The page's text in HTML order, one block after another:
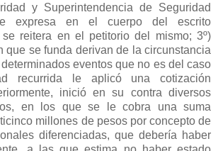
y Superintendencia de Seguridad
expresa en el cuerpo del escrito
reitera en el petitorio del mismo; 3º)
que se funda derivan de la circunstancia
eventos que no es del caso
recurrida le aplicó una cotización
inició en su contra diversos
en los que se le cobra una suma
millones de pesos por concepto de
diferenciadas, que debería haber